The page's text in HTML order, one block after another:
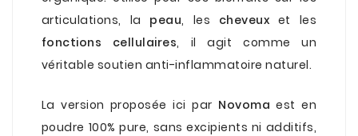
articulations, la peau, les cheveux et les
fonctions cellulaires, il agit comme un
véritable soutien anti-inflammatoire naturel.
La version proposée ici par Novoma est en
poudre 100% pure, sans excipients ni additifs,